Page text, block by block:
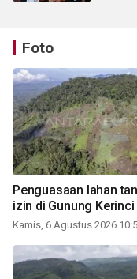
Foto
Penguasaan lahan
izin di Gunung Kerinci
Kamis, 6 Agustus 2026